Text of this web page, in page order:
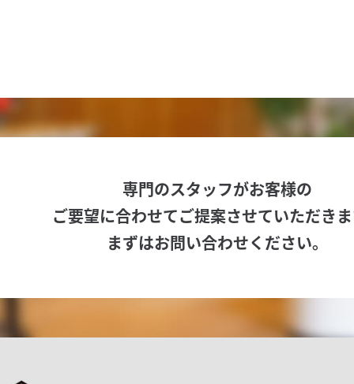
専門のスタッフがお客様の
ご要望に合わせてご提案させていただき
まずはお問い合わせください。